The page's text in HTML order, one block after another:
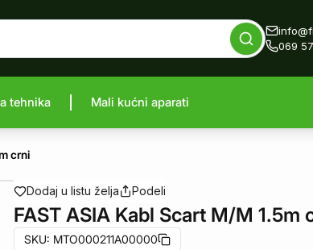
069
tehnika Mali kućni aparati
crni
Dodaj u listu želja Podeli
FAST ASIA Kabl Scart M/M 1.5m
SKU: MTO000211A00000